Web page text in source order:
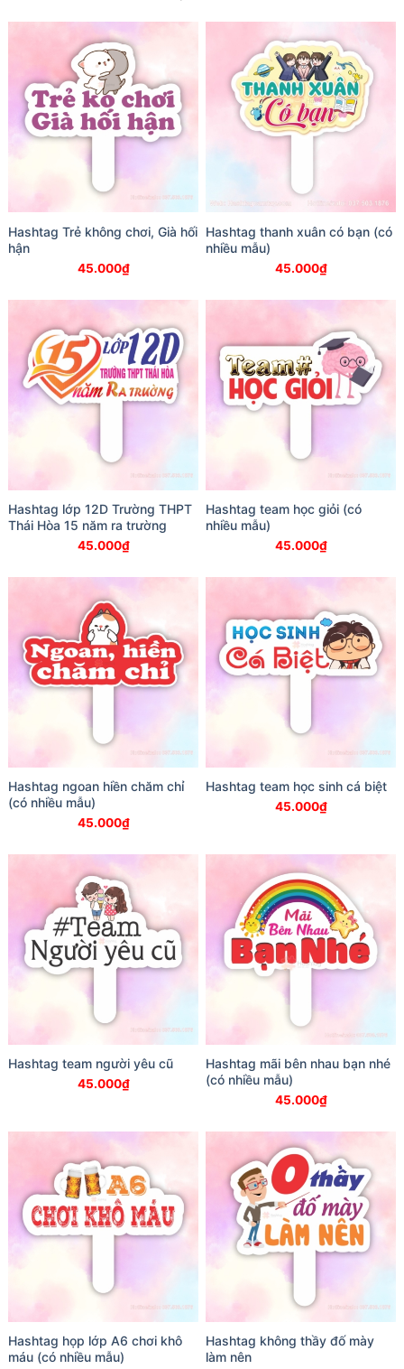
Hashtag Trẻ không chơi, Già hối
hận
45.000₫
Hashtag thanh xuân có bạn (có
nhiều mẫu)
45.000₫
Hashtag lớp 12D Trường THPT
Thái Hòa 15 năm ra trường
45.000₫
Hashtag team học giỏi (có
nhiều mẫu)
45.000₫
Hashtag ngoan hiền chăm chỉ
(có nhiều mẫu)
45.000₫
Hashtag team học sinh cá biệt
45.000₫
Hashtag team người yêu cũ
45.000₫
Hashtag mãi bên nhau bạn nhé
(có nhiều mẫu)
45.000₫
Hashtag họp lớp A6 chơi khô
máu (có nhiều mẫu)
Hashtag không thầy đố mày
làm nên